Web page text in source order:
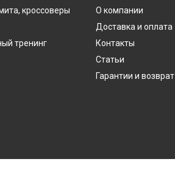
кроссоверы
тренинг
О компании
Доставка и оплата
Контакты
Статьи
Гарантии и возврат